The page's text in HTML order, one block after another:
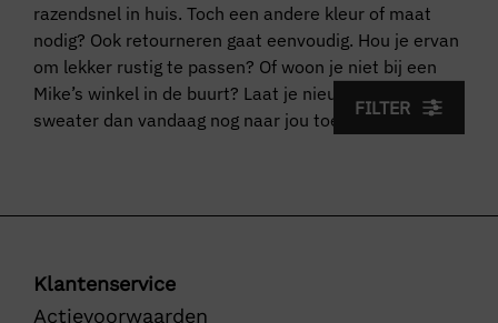
FILTER
razendsnel in huis. Toch een andere kleur of maat
nodig? Ook retourneren gaat eenvoudig. Hou je ervan
om lekker rustig te passen? Of woon je niet bij een
Mike’s winkel in de buurt? Laat je nieuwe BOSS
sweater dan vandaag nog naar jou toe komen.
Klantenservice
Actievoorwaarden